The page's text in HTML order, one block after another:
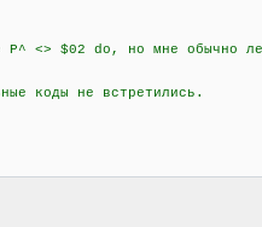
<> $02 do, но мне обычно
коды не встретились.